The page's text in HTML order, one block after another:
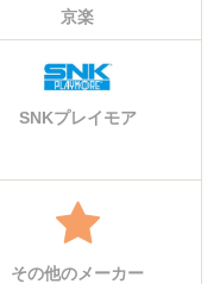
京楽
SNKプレイモア
その他のメーカー